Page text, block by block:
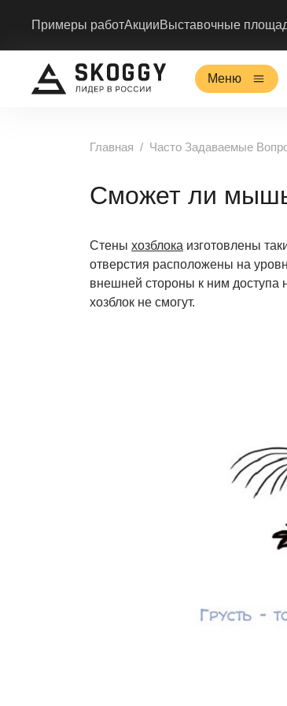
Примеры работАкцииВыставочные
Меню
Главная Часто Задаваемые
Сможет ли мышь
Стены хозблока изготовлены
отверстия расположены на
внешней стороны к ним доступа
хозблок не смогут.